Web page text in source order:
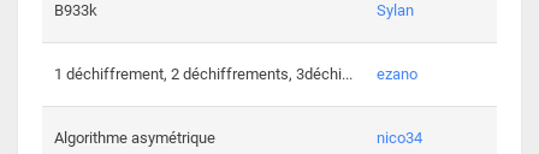
B933k Sylan
1 déchiffrement, 2 déchiffrements, 3déchi... ezano
Algorithme asymétrique nico34